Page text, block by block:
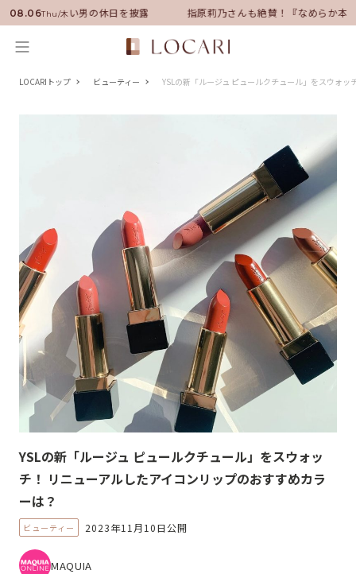
08.06Thu/木
に就任！いい男の休日を披露 指原莉乃さんも絶賛！『なめらか本
LOCARIトップ ビューティー YSLの新「ルージュ ピュールクチュール」をスウォ
YSLの新「ルージュ ピュールクチュール」をスウォッ
チ！ リニューアルしたアイコンリップのおすすめカラ
ーは？
ビューティー 2023年11月10日公開
MAQUIA